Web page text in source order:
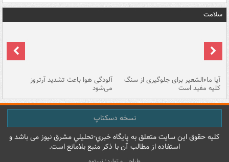
سلامت
آیا ماءالشعیر برای جلوگیری از سنگ
کلیه مفید است
آلودگی هوا باعث تشدید آرتروز
می‌شود
نسخه دسکتاپ
کليه حقوق اين سايت متعلق به پایگاه خبري-تحليلي مشرق نيوز می باشد و
استفاده از مطالب آن با ذکر منبع بلامانع است.